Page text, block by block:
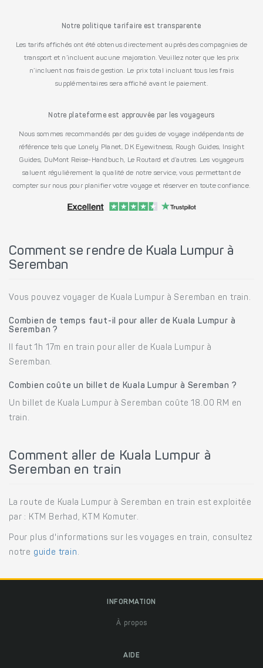
Notre politique tarifaire est transparente
Les tarifs affichés ont été obtenus directement auprès des compagnies de
transport et n’incluent aucune majoration. Veuillez noter que les prix
n’incluent nos frais de gestion. Le prix total incluant tous les frais
supplémentaires sera affiché avant le paiement.
Notre plateforme est approuvée par les voyageurs
Nous sommes recommandés par des guides de voyage indépendants de
référence tels que Lonely Planet, DK Eyewitness, Rough Guides, Insight
Guides, DuMont Reise-Handbuch, Le Routard et d’autres. Les voyageurs
saluent régulièrement la qualité de notre service, vous permettant de
compter sur nous pour planifier votre voyage et réserver en toute confiance.
Comment se rendre de Kuala Lumpur à
Seremban
Vous pouvez voyager de Kuala Lumpur à Seremban en train.
Combien de temps faut-il pour aller de Kuala Lumpur à
Seremban ?
Il faut 1h 17m en train pour aller de Kuala Lumpur à
Seremban.
Combien coûte un billet de Kuala Lumpur à Seremban ?
Un billet de Kuala Lumpur à Seremban coûte 18.00 RM en
train.
Comment aller de Kuala Lumpur à
Seremban en train
La route de Kuala Lumpur à Seremban en train est exploitée
par : KTM Berhad, KTM Komuter.
Pour plus d'informations sur les voyages en train, consultez
notre guide train .
INFORMATION
À propos
AIDE